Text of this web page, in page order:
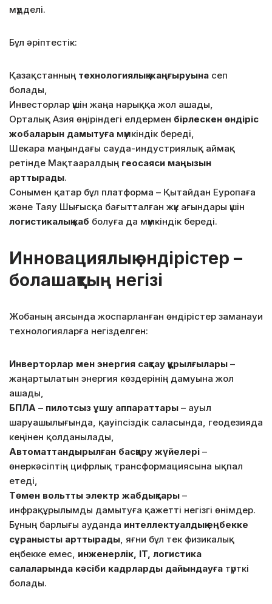
мүдделі.
Бұл әріптестік:
Қазақстанның технологиялық жаңғыруына сеп
болады,
Инвесторлар үшін жаңа нарыққа жол ашады,
Орталық Азия өңіріндегі елдермен бірлескен өндіріс
жобаларын дамытуға мүмкіндік береді,
Шекара маңындағы сауда-индустриялық аймақ
ретінде Мақтааралдың геосаяси маңызын
арттырады.
Сонымен қатар бұл платформа – Қытайдан Еуропаға
және Таяу Шығысқа бағытталған жүк ағындары үшін
логистикалық хаб болуға да мүмкіндік береді.
Инновациялық өндірістер –
болашақтың негізі
Жобаның аясында жоспарланған өндірістер заманауи
технологияларға негізделген:
Инверторлар мен энергия сақтау құрылғылары –
жаңартылатын энергия көздерінің дамуына жол
ашады,
БПЛА – пилотсыз ұшу аппараттары – ауыл
шаруашылығында, қауіпсіздік саласында, геодезияда
кеңінен қолданылады,
Автоматтандырылған басқару жүйелері –
өнеркәсіптің цифрлық трансформациясына ықпал
етеді,
Төмен вольтты электр жабдықтары –
инфрақұрылымды дамытуға қажетті негізгі өнімдер.
Бұның барлығы ауданда интеллектуалдық еңбекке
сұранысты арттырады , яғни бұл тек физикалық
еңбекке емес, инженерлік, IT, логистика
салаларында кәсіби кадрларды дайындауға түрткі
болады.